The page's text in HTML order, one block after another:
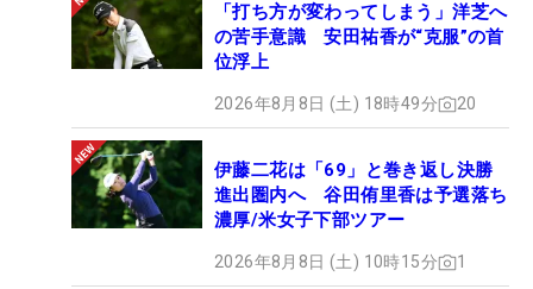
「打ち方が変わってしまう」洋芝へ
の苦手意識 安田祐香が“克服”の首
位浮上
2026年8月8日 (土) 18時49分 20
伊藤二花は「69」と巻き返し決勝
進出圏内へ 谷田侑里香は予選落ち
濃厚/米女子下部ツアー
2026年8月8日 (土) 10時15分 1